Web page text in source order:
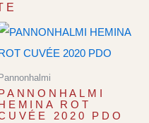
Pannonhalmi
ROT
2020 PDO